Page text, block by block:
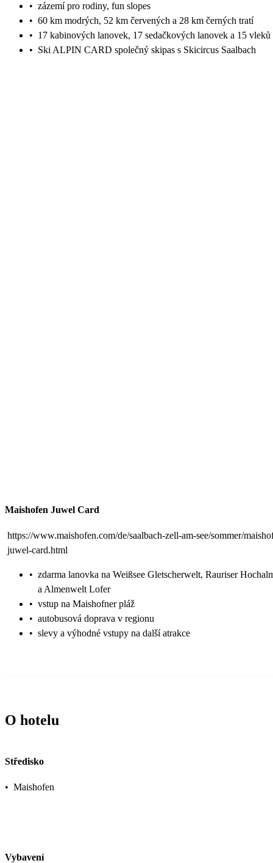
• zázemí pro rodiny, fun slopes
• 60 km modrých, 52 km červených a 28 km černých tratí
• 17 kabinových lanovek, 17 sedačkových lanovek a 15 vleků
• Ski ALPIN CARD společný skipas s Skicircus Saalbach
Maishofen Juwel Card
https://www.maishofen.com/de/saalbach-zell-am-see/sommer/
juwel-card.html
• zdarma lanovka na Weißsee Gletscherwelt, Rauriser
a Almenwelt Lofer
• vstup na Maishofner pláž
• autobusová doprava v regionu
• slevy a výhodné vstupy na další atrakce
O hotelu
Středisko
• Maishofen
Vybavení